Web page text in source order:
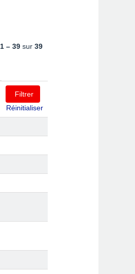
1 – 39 sur 39
Réinitialiser